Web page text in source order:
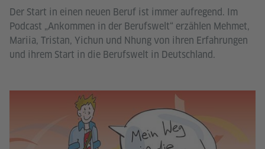
Der Start in einen neuen Beruf ist immer aufregend. Im
Podcast „Ankommen in der Berufswelt“ erzählen Mehmet,
Mariia, Tristan, Yichun und Nhung von ihren Erfahrungen
und ihrem Start in die Berufswelt in Deutschland.